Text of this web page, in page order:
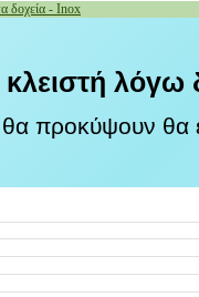
δοχεία - Inox
κλειστή
προκύψουν θα